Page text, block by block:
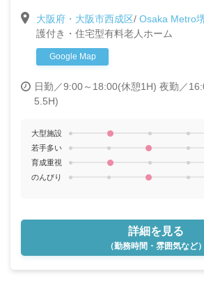
度で未経験・ブランクがある方も安
大阪府・大阪市西成区/ Osaka Metro
護付き・住宅型有料老人ホーム
Google Map
日勤／9:00～18:00(休憩1H) 夜勤／
5.5H)
大型施設
若手多い
育成重視
のんびり
詳細を見る
（勤務時間・雰囲気など）